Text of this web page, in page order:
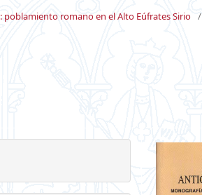
poblamiento romano en el Alto Eúfrates Sirio /